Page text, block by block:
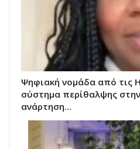
Ψηφιακή νομάδα από τις
σύστημα περίθαλψης
ανάρτηση…